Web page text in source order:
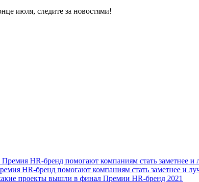
июля, следите за новостями!
HR-бренд помогают компаниям стать заметнее и